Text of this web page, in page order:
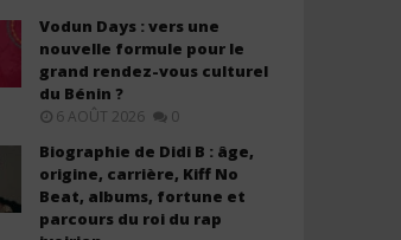
Vodun Days : vers une
nouvelle formule pour le
grand rendez-vous culturel
du Bénin ?
6 AOÛT 2026 0
Biographie de Didi B : âge,
origine, carrière, Kiff No
Beat, albums, fortune et
parcours du roi du rap